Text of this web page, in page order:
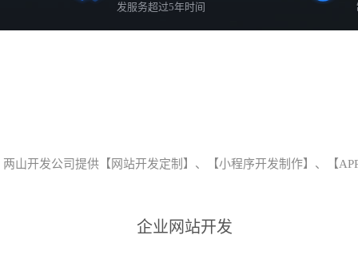
发服务超过5年时间
两山开发公司提供【网站开发定制】、【小程序开发制作】、【
企业网站开发